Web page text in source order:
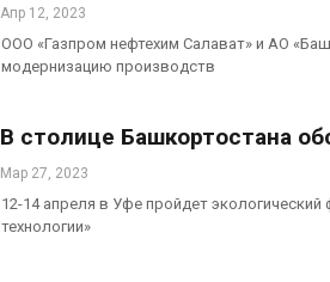
Апр 12, 2023
ООО «Газпром нефтехим Салават» и АО
модернизацию производств
В столице Башкортостана
Мар 27, 2023
12-14 апреля в Уфе пройдет
технологии»